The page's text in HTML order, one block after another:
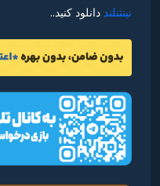
نینتنلند دانلود کنید..